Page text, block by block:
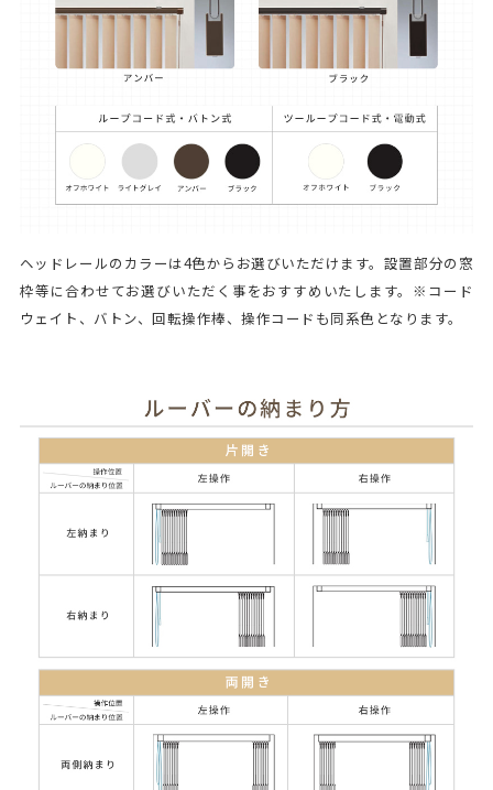
ヘッドレールのカラーは4色からお選びいただけます。設置部分の窓
枠等に合わせてお選びいただく事をおすすめいたします。※コード
ウェイト、バトン、回転操作棒、操作コードも同系色となります。